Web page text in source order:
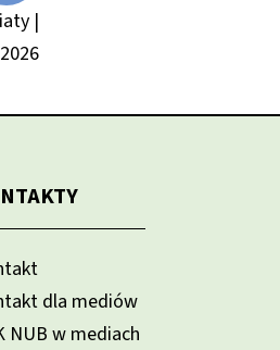
|
dla mediów
NUB w mediach